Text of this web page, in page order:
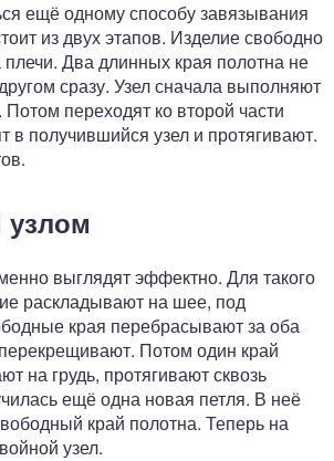
ещё одному способу завязывания
из двух этапов. Изделие свободно
Два длинных края полотна не
сразу. Узел сначала выполняют
переходят ко второй части
в получившийся узел и протягивают.
выглядят эффектно. Для такого
раскладывают на шее, под
края перебрасывают за оба
Потом один край
на грудь, протягивают сквозь
ещё одна новая петля. В неё
край полотна. Теперь на
узел.